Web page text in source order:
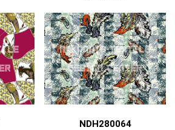
NDH280064